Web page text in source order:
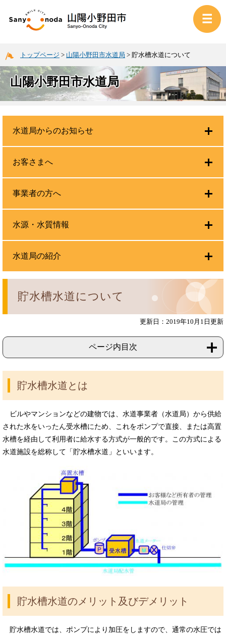
トップページ > 山陽小野田市水道局 > 貯水槽水道について
山陽小野田市水道局
貯水槽水道について
更新日：2019年10月1日更新
ページ内目次
貯水槽水道とは
ビルやマンションなどの建物では、水道事業者（水道局）から供給
された水をいったん受水槽にため、これをポンプで直接、または高置
水槽を経由して利用者に給水する方式が一般的です。この方式による
水道施設を総称して「貯水槽水道」といいます。
貯水槽水道のメリット及びデメリット
貯水槽水道では、ポンプにより加圧をしますので、通常の水圧では
水道局からのお知らせ
お客さまへ
事業者の方へ
水源・水質情報
水道局の紹介